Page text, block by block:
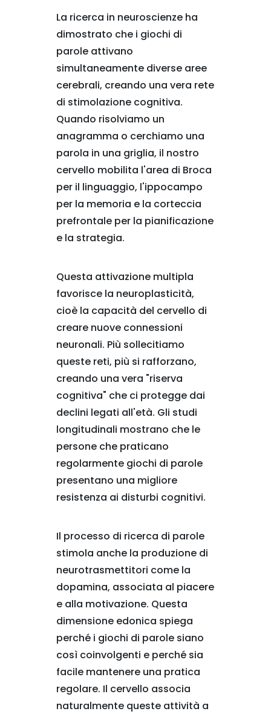
La ricerca in neuroscienze ha
dimostrato che i giochi di
parole attivano
simultaneamente diverse aree
cerebrali, creando una vera rete
di stimolazione cognitiva.
Quando risolviamo un
anagramma o cerchiamo una
parola in una griglia, il nostro
cervello mobilita l'area di Broca
per il linguaggio, l'ippocampo
per la memoria e la corteccia
prefrontale per la pianificazione
e la strategia.
Questa attivazione multipla
favorisce la neuroplasticità,
cioè la capacità del cervello di
creare nuove connessioni
neuronali. Più sollecitiamo
queste reti, più si rafforzano,
creando una vera "riserva
cognitiva" che ci protegge dai
declini legati all'età. Gli studi
longitudinali mostrano che le
persone che praticano
regolarmente giochi di parole
presentano una migliore
resistenza ai disturbi cognitivi.
Il processo di ricerca di parole
stimola anche la produzione di
neurotrasmettitori come la
dopamina, associata al piacere
e alla motivazione. Questa
dimensione edonica spiega
perché i giochi di parole siano
così coinvolgenti e perché sia
facile mantenere una pratica
regolare. Il cervello associa
naturalmente queste attività a